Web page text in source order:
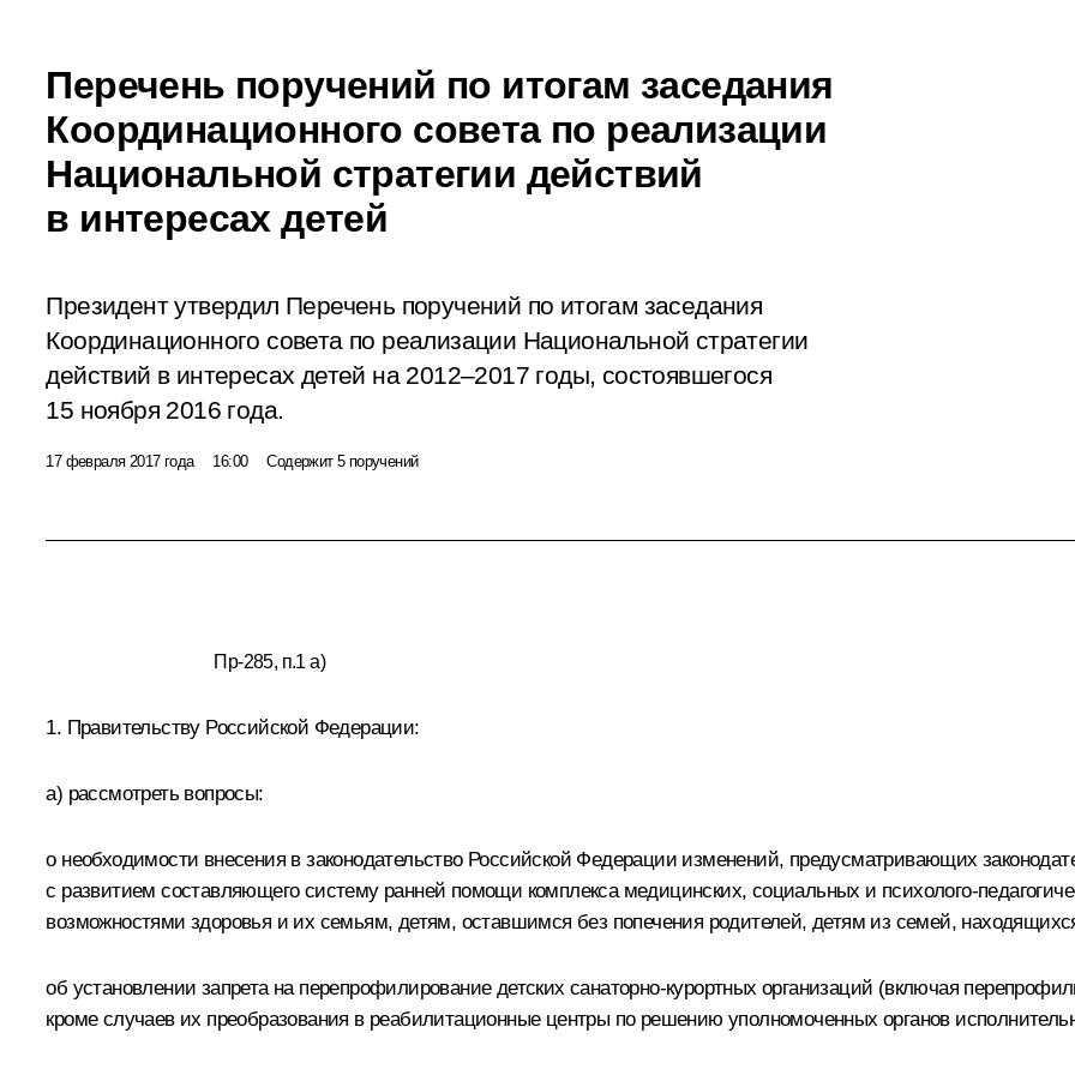
Перечень поручений по итогам заседания
Координационного совета по реализации
Национальной стратегии действий
в интересах детей
Президент утвердил Перечень поручений по итогам заседания
Координационного совета по реализации Национальной стратегии
действий в интересах детей на 2012–2017 годы, состоявшегося
15 ноября 2016 года.
17 февраля 2017 года 16:00 Содержит 5 поручений
Пр-285, п.1 а)
1. Правительству Российской Федерации:
а) рассмотреть вопросы:
о необходимости внесения в законодательство Российской Федерации изменений, предусматривающих
с развитием составляющего систему ранней помощи комплекса медицинских, социальных и психолого-
возможностями здоровья и их семьям, детям, оставшимся без попечения родителей, детям из семей,
об установлении запрета на перепрофилирование детских санаторно-курортных организаций (включая
кроме случаев их преобразования в реабилитационные центры по решению уполномоченных органов